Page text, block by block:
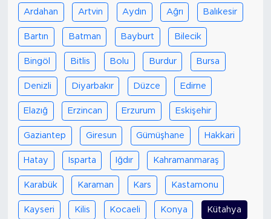
Ardahan Artvin Aydın Ağrı Balıkesir
Bartın Batman Bayburt Bilecik
Bingöl Bitlis Bolu Burdur Bursa
Denizli Diyarbakır Düzce Edirne
Elazığ Erzincan Erzurum Eskişehir
Gaziantep Giresun Gümüşhane Hakkari
Hatay Isparta Iğdır Kahramanmaraş
Karabük Karaman Kars Kastamonu
Kayseri Kilis Kocaeli Konya Kütahya